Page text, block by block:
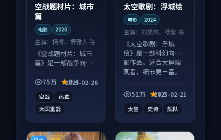
空战题材片：城市
篇
电影 2020
主演： 杨幂、堺雅人 等
《空战题材片：城市
篇》是一部战争向电
层推进，尾声常有情
75万 9.4
2025-02-26
空战
热血
大国重器
太空歌剧：浮城绘
电影 2024
主演： 刘昊然、杨紫 等
《太空歌剧：浮城
绘》是一部科幻向电
影作品，适合大屏端
观看，细节更丰富。
51万 7.5
2025-02-21
太空 史诗 舰队